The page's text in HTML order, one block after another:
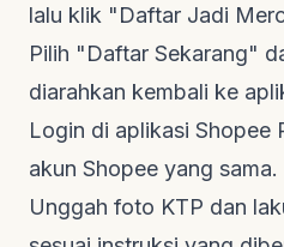
lalu klik "Daftar Jadi
Pilih "Daftar Sekarang"
diarahkan kembali ke
Login di aplikasi Shopee
akun Shopee yang sama.
Unggah foto KTP dan